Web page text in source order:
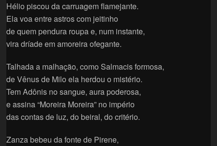
Hélio piscou da carruagem flamejante.
Ela voa entre astros com jeitinho
de quem pendura roupa e, num instante,
vira dríade em amoreira ofegante.
Talhada a malhação, como Salmacis formosa,
de Vênus de Milo ela herdou o mistério.
Tem Adônis no sangue, aura poderosa,
e assina “Moreira Moreira” no império
das contas de luz, do beiral, do critério.
Zanza bebeu da fonte de Pirene,